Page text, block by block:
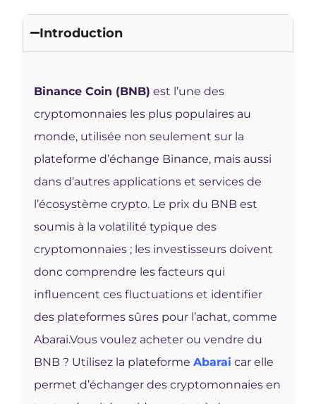
Introduction
Binance Coin (BNB) est l’une des
cryptomonnaies les plus populaires au
monde, utilisée non seulement sur la
plateforme d’échange Binance, mais aussi
dans d’autres applications et services de
l’écosystème crypto. Le prix du BNB est
soumis à la volatilité typique des
cryptomonnaies ; les investisseurs doivent
donc comprendre les facteurs qui
influencent ces fluctuations et identifier
des plateformes sûres pour l’achat, comme
Abarai.Vous voulez acheter ou vendre du
BNB ? Utilisez la plateforme Abarai car elle
permet d’échanger des cryptomonnaies en